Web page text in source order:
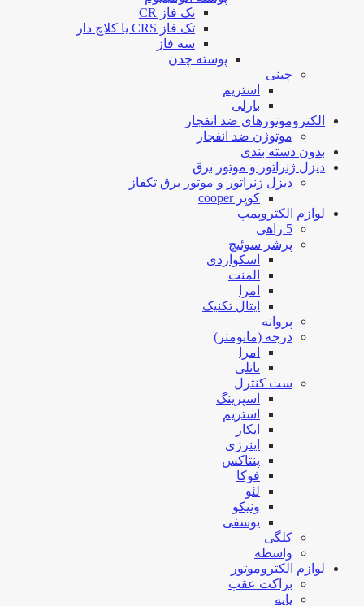
تک فاز CR
تک فاز CRS یا کلاچ دار
سه فاز
پوسته چدن
چینی
استریم
بارلی
الکتروموتورهای ضد انفجار
موتوژن ضد انفجار
بدون دسته بندی
دیزل ژنراتور و موتور برق
دیزل ژنراتور و موتور برق تکفاز
کوپر cooper
لوازم الکتروپمپ
5 راهی
پرشر سوئیچ
اسکواردی
المنت
امرا
ایتال تکنیک
پروانه
درجه (مانومتر)
امرا
ناتلی
ست کنترل
اسپرینگ
استریم
ایکار
اینرژی
پنتاکس
فوکا
لئو
ونیکو
یوسفی
کلگی
واسطه
لوازم الکتروموتور
براکت عقب
پایه